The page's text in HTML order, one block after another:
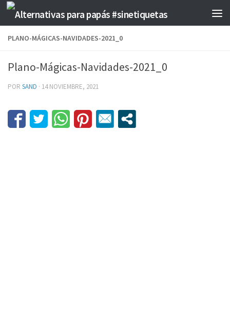
Saltar al contenido
PLANO-MÁGICAS-NAVIDADES-2021_0
Plano-Mágicas-Navidades-2021_0
POR SAND · 14 NOVIEMBRE, 2021